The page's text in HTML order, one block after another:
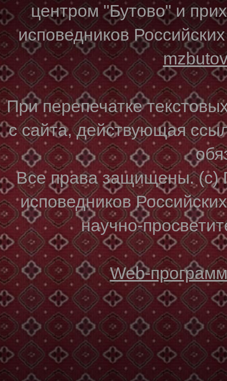
центром "Бутово" и
исповедников
При перепечатке
с сайта, действующая
Все права защищены. (с)
исповедников
научно-
Web-